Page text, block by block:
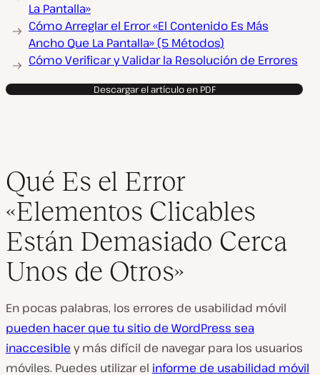
La Pantalla»
Cómo Arreglar el Error «El Contenido Es Más
Ancho Que La Pantalla» (5 Métodos)
Cómo Verificar y Validar la Resolución de Errores
Descargar el artículo en PDF
Qué Es el Error
«Elementos Clicables
Están Demasiado Cerca
Unos de Otros»
En pocas palabras, los errores de usabilidad móvil
pueden hacer que tu sitio de WordPress sea
inaccesible y más difícil de navegar para los usuarios
móviles. Puedes utilizar el informe de usabilidad móvil